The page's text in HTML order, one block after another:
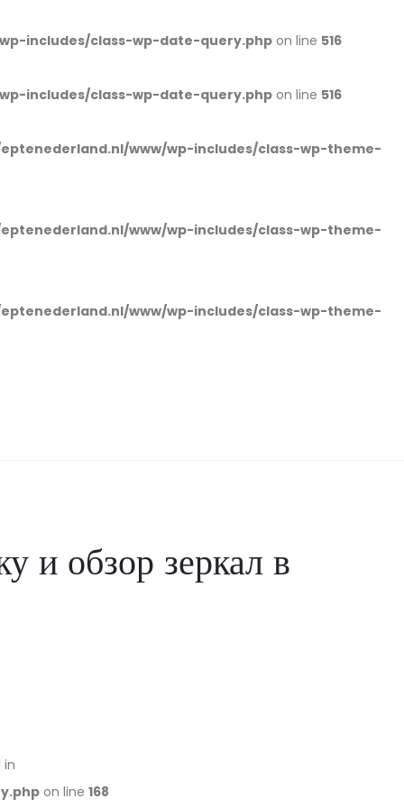
includes/class-wp-date-query.php on line 516
includes/class-wp-date-query.php on line 516
www/wp-includes/class-wp-theme-
www/wp-includes/class-wp-theme-
www/wp-includes/class-wp-theme-
и обзор зеркал в
in
on line 168